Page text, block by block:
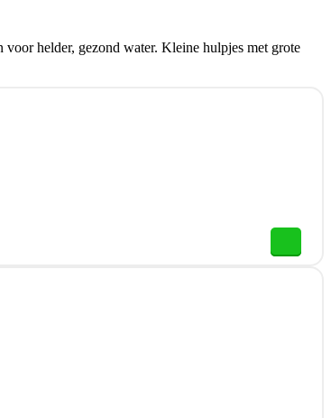
helder, gezond water. Kleine hulpjes met grote